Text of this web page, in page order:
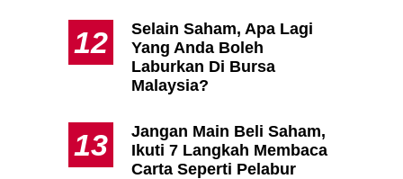
12
Selain Saham, Apa Lagi
Yang Anda Boleh
Laburkan Di Bursa
Malaysia?
13
Jangan Main Beli Saham,
Ikuti 7 Langkah Membaca
Carta Seperti Pelabur